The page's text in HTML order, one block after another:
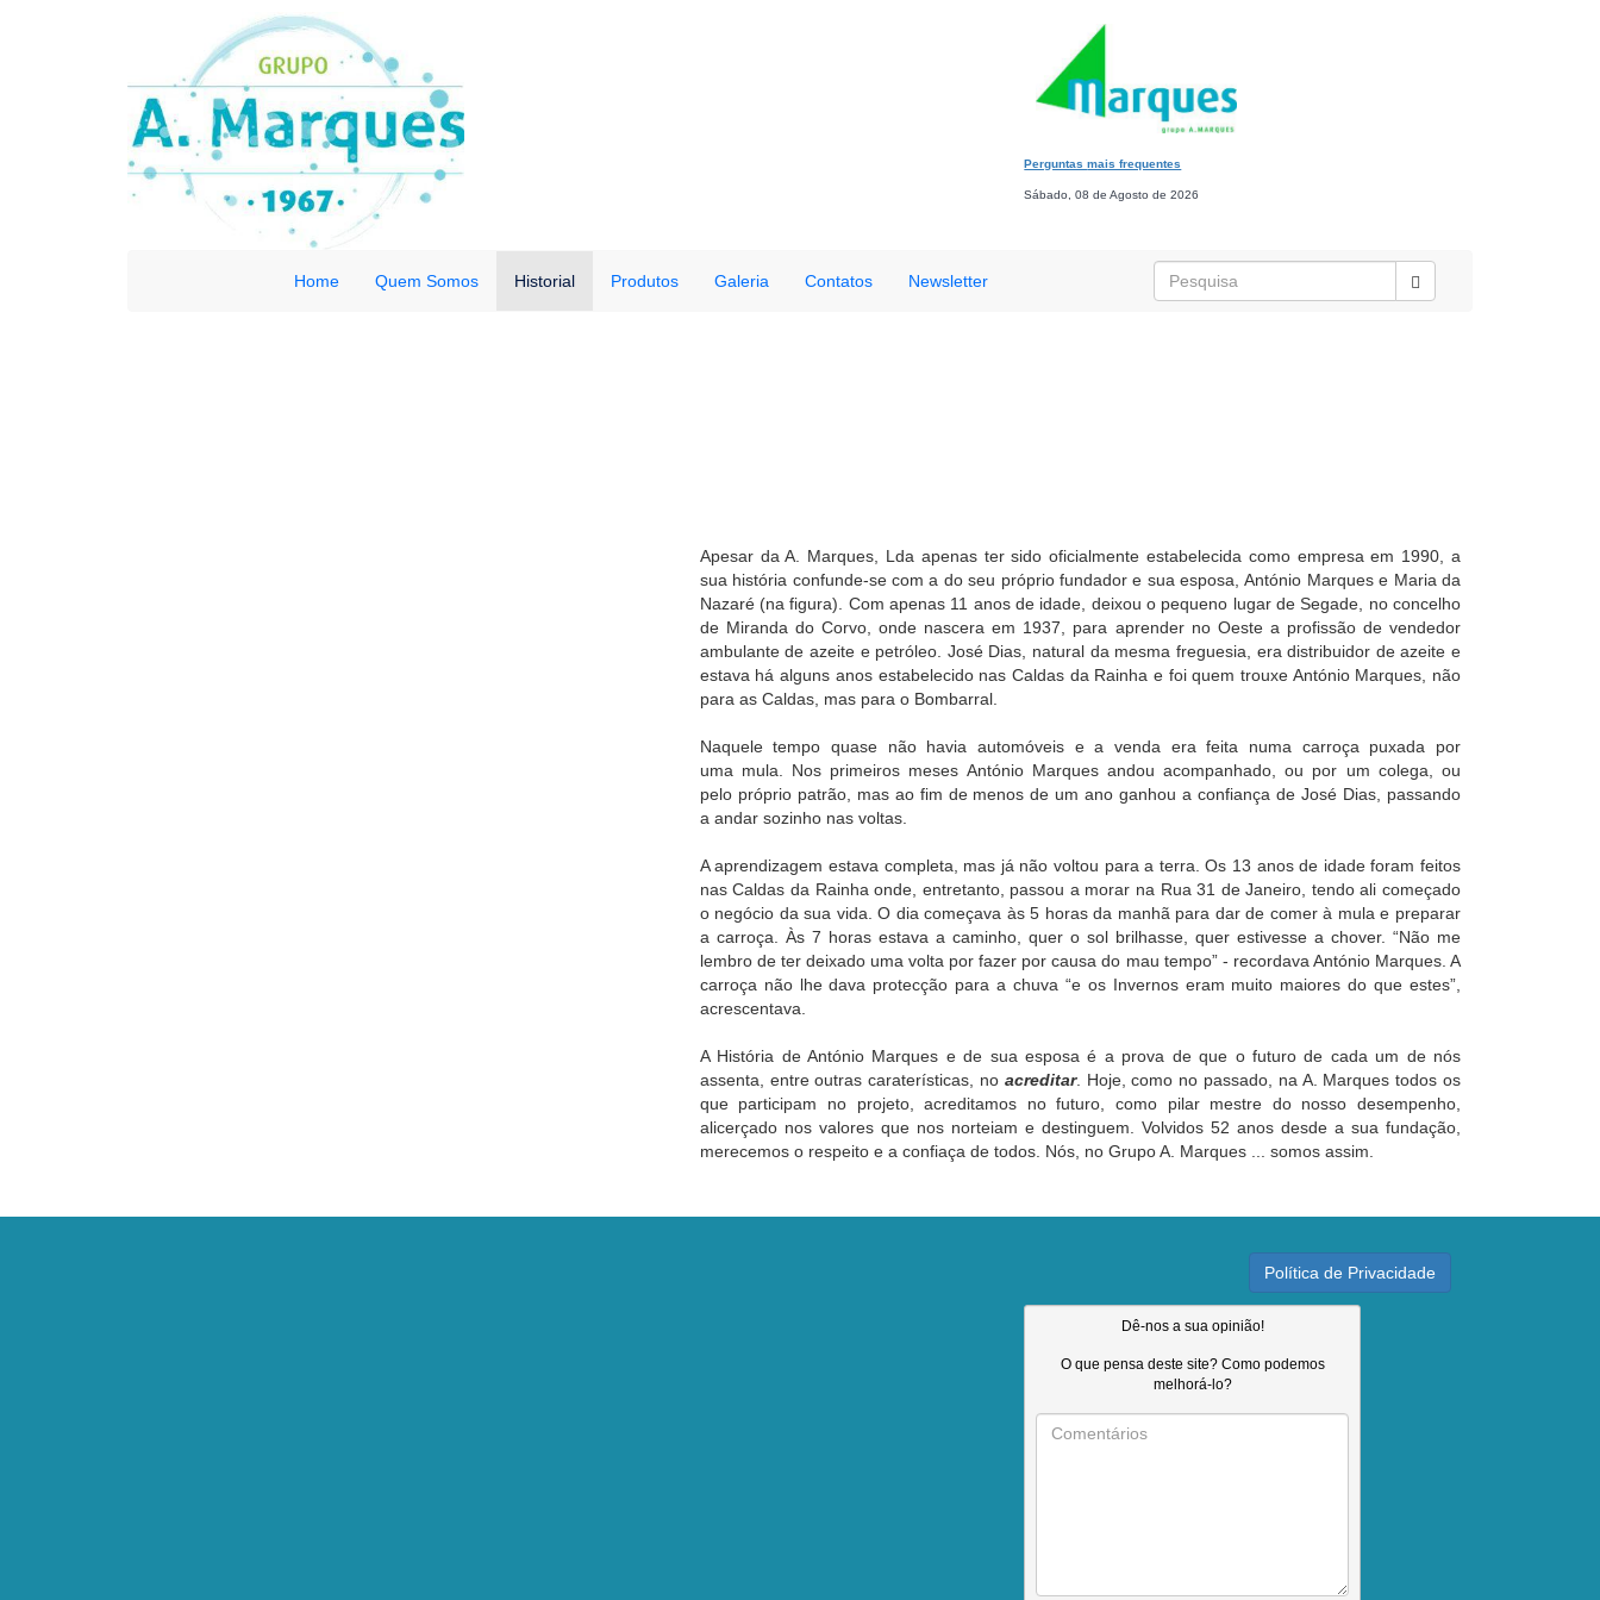
Perguntasmais frequentes
Sábado, 08 de Agosto de 2026
Home Quem Somos Historial Produtos Galeria Contatos Newsletter
Apesar da A. Marques, Lda apenas ter sido oficialmente estabelecida como empresa em 1990, a
sua história confunde-se com a do seu próprio fundador e sua esposa, António Marques e Maria da
Nazaré (na figura). Com apenas 11 anos de idade, deixou o pequeno lugar de Segade, no concelho
de Miranda do Corvo, onde nascera em 1937, para aprender no Oeste a profissão de vendedor
ambulante de azeite e petróleo. José Dias, natural da mesma freguesia, era distribuidor de azeite e
estava há alguns anos estabelecido nas Caldas da Rainha e foi quem trouxe António Marques, não
para as Caldas, mas para o Bombarral.
Naquele tempo quase não havia automóveis e a venda era feita numa carroça puxada por
uma mula. Nos primeiros meses António Marques andou acompanhado, ou por um colega, ou
pelo próprio patrão, mas ao fim de menos de um ano ganhou a confiança de José Dias, passando
a andar sozinho nas voltas.
A aprendizagem estava completa, mas já não voltou para a terra. Os 13 anos de idade foram feitos
nas Caldas da Rainha onde, entretanto, passou a morar na Rua 31 de Janeiro, tendo ali começado
o negócio da sua vida. O dia começava às 5 horas da manhã para dar de comer à mula e preparar
a carroça. Às 7 horas estava a caminho, quer o sol brilhasse, quer estivesse a chover. “Não me
lembro de ter deixado uma volta por fazer por causa do mau tempo” - recordava António Marques. A
carroça não lhe dava protecção para a chuva “e os Invernos eram muito maiores do que estes”,
acrescentava.
A História de António Marques e de sua esposa é a prova de que o futuro de cada um de nós
assenta, entre outras caraterísticas, no acreditar. Hoje, como no passado, na A. Marques todos os
que participam no projeto, acreditamos no futuro, como pilar mestre do nosso desempenho,
alicerçado nos valores que nos norteiam e destinguem. Volvidos 52 anos desde a sua fundação,
merecemos o respeito e a confiaça de todos. Nós, no Grupo A. Marques ... somos assim.
Política de Privacidade
Dê-nos a sua opinião!
O que pensa deste site? Como podemos
melhorá-lo?